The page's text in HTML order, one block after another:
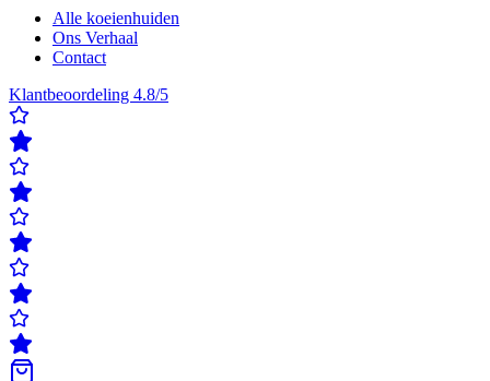
Alle koeienhuiden
Ons Verhaal
Contact
Klantbeoordeling 4.8/5